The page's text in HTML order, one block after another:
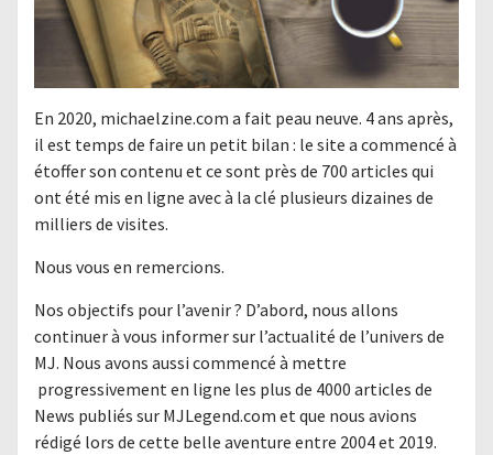
En 2020, michaelzine.com a fait peau neuve. 4 ans après,
il est temps de faire un petit bilan : le site a commencé à
étoffer son contenu et ce sont près de 700 articles qui
ont été mis en ligne avec à la clé plusieurs dizaines de
milliers de visites.
Nous vous en remercions.
Nos objectifs pour l’avenir ? D’abord, nous allons
continuer à vous informer sur l’actualité de l’univers de
MJ. Nous avons aussi commencé à mettre
progressivement en ligne les plus de 4000 articles de
News publiés sur MJLegend.com et que nous avions
rédigé lors de cette belle aventure entre 2004 et 2019.